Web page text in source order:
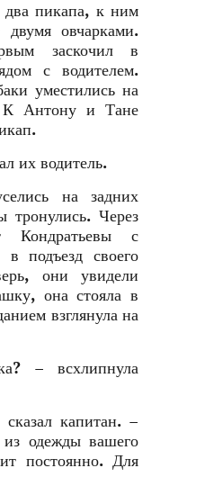
пикапа, к ним
овчарками.
заскочил в
с водителем.
уместились на
К Антону и Тане
их водитель.
на задних
Через
Кондратьевы с
подъезд своего
они увидели
она стояла в
взглянула на
– всхлипнула
капитан. –
из одежды вашего
постоянно. Для